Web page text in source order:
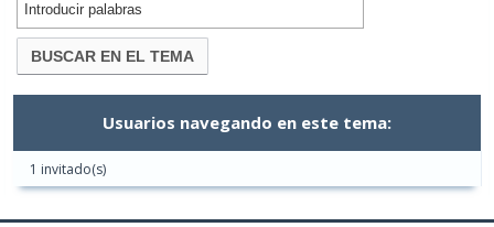
Usuarios navegando en este tema:
1 invitado(s)